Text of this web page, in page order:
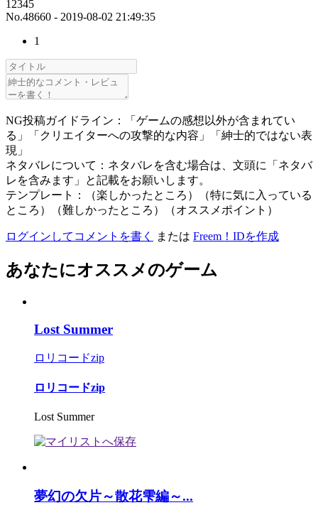
12345
No.48660 - 2019-08-02 21:49:35
1
NG投稿ガイドライン：「ゲームの感想以外が含まれてい
る」「クリエイターへの攻撃的な内容」「紳士的ではない表
現」
ネタバレについて：ネタバレを含む場合は、文頭に「ネタバ
レを含みます」と記載をお願いします。
テンプレート：（楽しかったところ）（特に気に入っている
ところ）（難しかったところ）（オススメポイント）
ログインしてコメントを書く または Freem！IDを作成
あなたにオススメのゲーム
Lost Summer
ロリコードzip
ロリコードzip
Lost Summer
夢幻の欠片～散花雫編～...